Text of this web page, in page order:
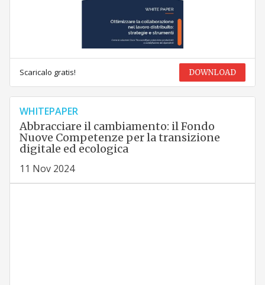
Scaricalo gratis! DOWNLOAD
WHITEPAPER
Abbracciare il cambiamento: il Fondo
Nuove Competenze per la transizione
digitale ed ecologica
11 Nov 2024